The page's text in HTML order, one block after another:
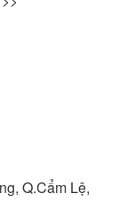
Q.Cẩm Lệ,